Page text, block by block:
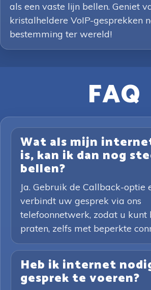
als een vaste lijn bellen. Geniet
kristalheldere VoIP-gesprekken
bestemming ter wereld!
FAQ
Wat als mijn
is, kan ik dan nog
bellen?
Ja. Gebruik de Callback-optie
verbindt uw gesprek via ons
telefoonnetwerk, zodat u kunt
praten, zelfs met beperkte
Heb ik internet
gesprek te voeren?